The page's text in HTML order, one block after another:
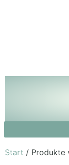
Start / Produkte